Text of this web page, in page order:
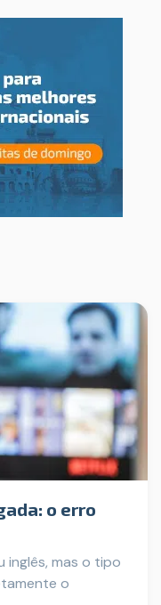
o erro
inglês, mas o tipo
o